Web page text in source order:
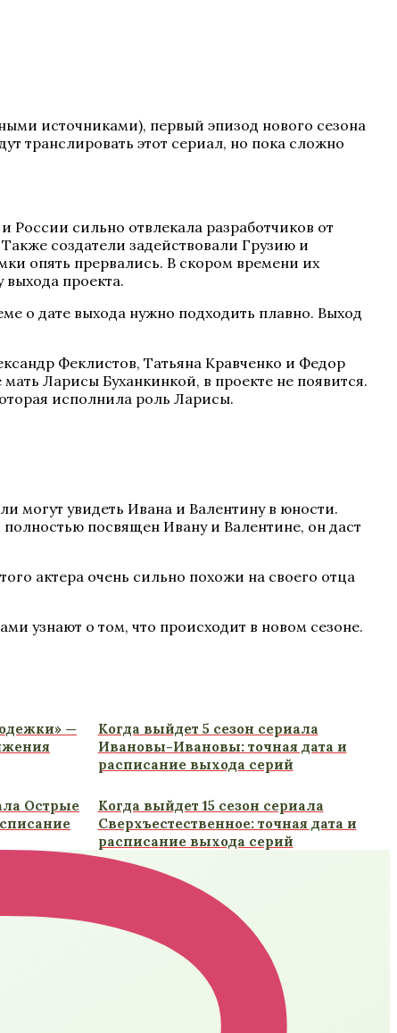
источниками), первый эпизод нового сезона
транслировать этот сериал, но пока сложно
России сильно отвлекала разработчиков от
создатели задействовали Грузию и
опять прервались. В скором времени их
выхода проекта.
о дате выхода нужно подходить плавно. Выход
Феклистов, Татьяна Кравченко и Федор
Ларисы Буханкинкой, в проекте не появится.
исполнила роль Ларисы.
могут увидеть Ивана и Валентину в юности.
посвящен Ивану и Валентине, он даст
актера очень сильно похожи на своего отца
узнают о том, что происходит в новом сезоне.
—
Когда выйдет 5 сезон сериала
Ивановы-Ивановы: точная дата и
расписание выхода серий
Острые
Когда выйдет 15 сезон сериала
Сверхъестественное: точная дата и
расписание выхода серий